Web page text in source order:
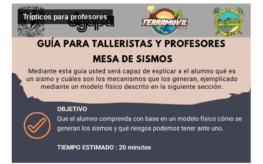
Trípticos para profesores